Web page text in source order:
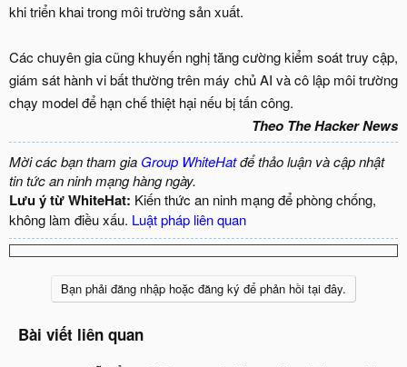
khi triển khai trong môi trường sản xuất.
Các chuyên gia cũng khuyến nghị tăng cường kiểm soát truy cập,
giám sát hành vi bất thường trên máy chủ AI và cô lập môi trường
chạy model để hạn chế thiệt hại nếu bị tấn công.​
Theo The Hacker News
Mời các bạn tham gia Group WhiteHatđể thảo luận và cập nhật
tin tức an ninh mạng hàng ngày.
Lưu ý từ WhiteHat: Kiến thức an ninh mạng để phòng chống,
không làm điều xấu. Luật pháp liên quan
Bạn phải đăng nhập hoặc đăng ký để phản hồi tại đây.
Bài viết liên quan